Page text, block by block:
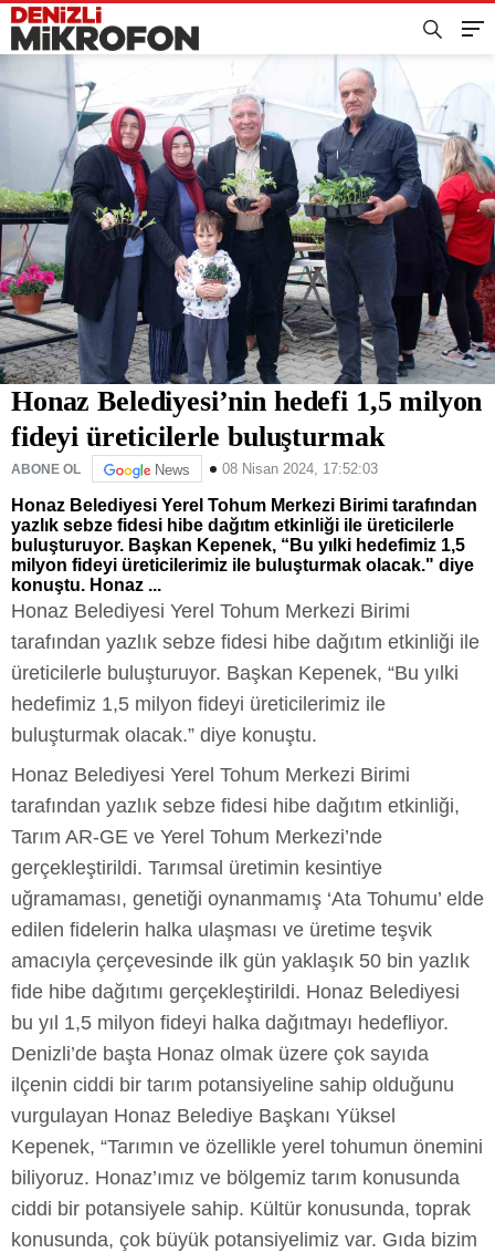
Honaz Belediyesi’nin hedefi 1,5 milyon
fideyi üreticilerle buluşturmak
ABONE OL News 08 Nisan 2024, 17:52:03
Honaz Belediyesi Yerel Tohum Merkezi Birimi tarafından
yazlık sebze fidesi hibe dağıtım etkinliği ile üreticilerle
buluşturuyor. Başkan Kepenek, “Bu yılki hedefimiz 1,5
milyon fideyi üreticilerimiz ile buluşturmak olacak." diye
konuştu. Honaz ...
Honaz Belediyesi Yerel Tohum Merkezi Birimi
tarafından yazlık sebze fidesi hibe dağıtım etkinliği ile
üreticilerle buluşturuyor. Başkan Kepenek, “Bu yılki
hedefimiz 1,5 milyon fideyi üreticilerimiz ile
buluşturmak olacak.” diye konuştu.
Honaz Belediyesi Yerel Tohum Merkezi Birimi
tarafından yazlık sebze fidesi hibe dağıtım etkinliği,
Tarım AR-GE ve Yerel Tohum Merkezi’nde
gerçekleştirildi. Tarımsal üretimin kesintiye
uğramaması, genetiği oynanmamış ‘Ata Tohumu’ elde
edilen fidelerin halka ulaşması ve üretime teşvik
amacıyla çerçevesinde ilk gün yaklaşık 50 bin yazlık
fide hibe dağıtımı gerçekleştirildi. Honaz Belediyesi
bu yıl 1,5 milyon fideyi halka dağıtmayı hedefliyor.
Denizli’de başta Honaz olmak üzere çok sayıda
ilçenin ciddi bir tarım potansiyeline sahip olduğunu
vurgulayan Honaz Belediye Başkanı Yüksel
Kepenek, “Tarımın ve özellikle yerel tohumun önemini
biliyoruz. Honaz’ımız ve bölgemiz tarım konusunda
ciddi bir potansiyele sahip. Kültür konusunda, toprak
konusunda, çok büyük potansiyelimiz var. Gıda bizim